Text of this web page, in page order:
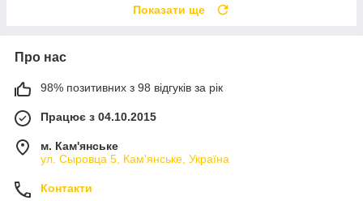
Показати ще
Про нас
98% позитивних з 98 відгуків за рік
Працює з 04.10.2015
м. Кам'янське
ул. Сыровца 5, Кам'янське, Україна
Контакти